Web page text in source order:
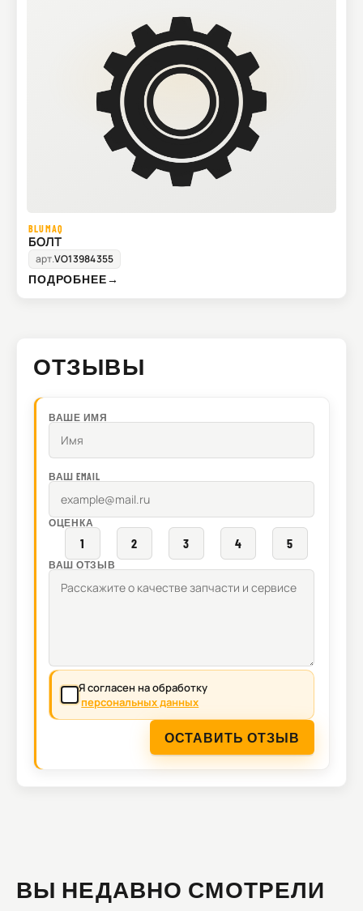
BLUMAQ
БОЛТ
арт.VO13984355
ПОДРОБНЕЕ→
ОТЗЫВЫ
ВАШЕ ИМЯ
ВАШ EMAIL
ОЦЕНКА
1 2 3 4 5
ВАШ ОТЗЫВ
Я согласен на обработку
персональных данных
ОСТАВИТЬ ОТЗЫВ
ВЫ НЕДАВНО СМОТРЕЛИ